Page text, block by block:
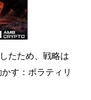
たため、戦略は
す：ボラティリ